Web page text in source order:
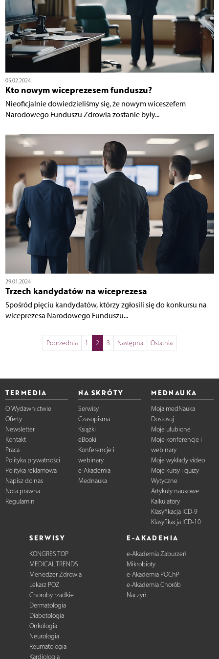
05.02.2024
Kto nowym wiceprezesem funduszu?
Nieoficjalnie dowiedzieliśmy się, że nowym wiceszefem
Narodowego Funduszu Zdrowia zostanie były...
29.01.2024
Trzech kandydatów na wiceprezesa
Spośród pięciu kandydatów, którzy zgłosili się do konkursu na
wiceprezesa Narodowego Funduszu...
Poprzednia 1 2 3 Następna Ostatnia
TERMEDIA
O Wydawnictwie
Oferty
Newsletter
Kontakt
Praca
Polityka prywatności
Polityka reklamowa
Napisz do nas
Nota prawna
Regulamin
NA SKRÓTY
Serwisy
Czasopisma
Książki
eBooki
Konferencje i
webinary
e-Akademia
Mednauka
MEDNAUKA
Moja medNauka
Dostosuj
Moje ulubione
Moje konferencje i
webinary
Moje wykłady video
Moje kursy i quizy
Wytyczne
Artykuły naukowe
Kalkulatory
Klasyfikacja ICD-9
Klasyfikacja ICD-10
SERWISY
KONGRES TOP
MEDICAL TRENDS
Menedżer Zdrowia
Lekarz POZ
Choroby rzadkie
Dermatologia
Diabetologia
Onkologia
Neurologia
Reumatologia
Kardiologia
E-AKADEMIA
e-Akademia Zaburzeń
Mikrobioty
e-Akademia POChP
e-Akademia Chorób
Naczyń